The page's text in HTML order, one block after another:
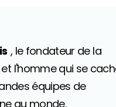
, le fondateur de la
l'homme qui se
équipes de
au monde.